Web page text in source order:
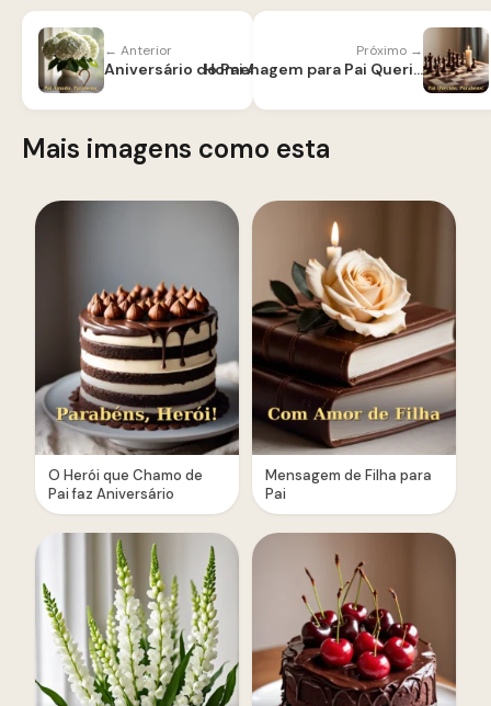
← Anterior
Aniversário do Pai Amado
Próximo →
Homenagem para Pai Querido
Mais imagens como esta
O Herói que Chamo de
Pai faz Aniversário
Mensagem de Filha para
Pai